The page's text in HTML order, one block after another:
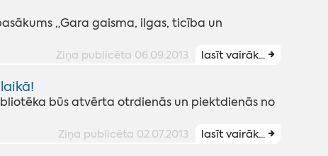
„Gara gaisma, ilgas, ticība un
Ziņa publicēta 06.09.2013 lasīt vairāk...
būs atvērta otrdienās un piektdienās no
Ziņa publicēta 02.07.2013 lasīt vairāk...